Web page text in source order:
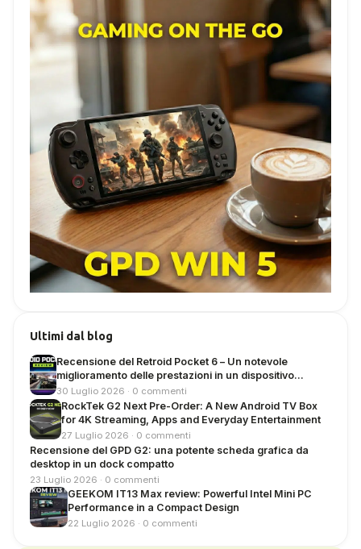
Ultimi dal blog
Recensione del Retroid Pocket 6 – Un notevole
miglioramento delle prestazioni in un dispositivo
Android portatile compatto
30 Luglio 2026 · 0 commenti
RockTek G2 Next Pre-Order: A New Android TV Box
for 4K Streaming, Apps and Everyday Entertainment
27 Luglio 2026 · 0 commenti
Recensione del GPD G2: una potente scheda grafica da
desktop in un dock compatto
23 Luglio 2026 · 0 commenti
GEEKOM IT13 Max review: Powerful Intel Mini PC
Performance in a Compact Design
22 Luglio 2026 · 0 commenti